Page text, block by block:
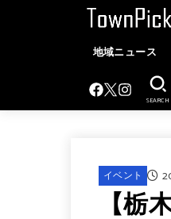
地域ニュース
SEARCH
イベント
【栃